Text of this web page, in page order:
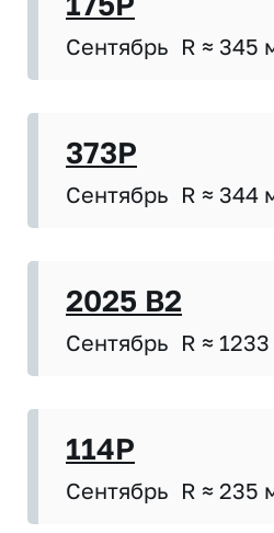
Сентябрь R ≈ 345
373P
Сентябрь R ≈ 344
2025 B2
Сентябрь R ≈
114P
Сентябрь R ≈ 235